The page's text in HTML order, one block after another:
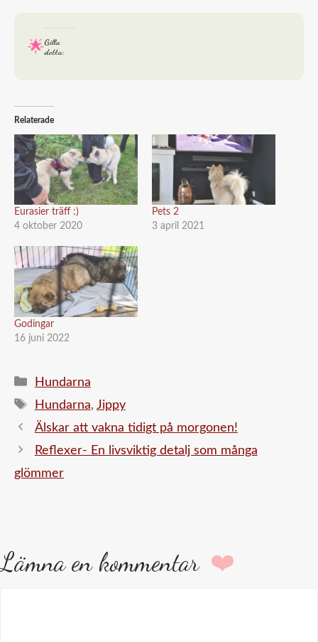
Gilla
detta:
Relaterade
Eurasier träff :)
4 oktober 2020
Pets 2
3 april 2021
Godingar
16 juni 2022
Kategorier
Hundarna
Etiketter
Hundarna, Jippy
Älskar att vakna tidigt på morgonen!
Reflexer- En livsviktig detalj som många
glömmer
Lämna en kommentar